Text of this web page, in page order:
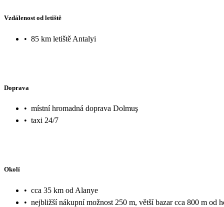
Vzdálenost od letiště
• 85 km letiště Antalyi
Doprava
• místní hromadná doprava Dolmuş
• taxi 24/7
Okolí
• cca 35 km od Alanye
• nejbližší nákupní možnost 250 m, větší bazar cca 800 m od